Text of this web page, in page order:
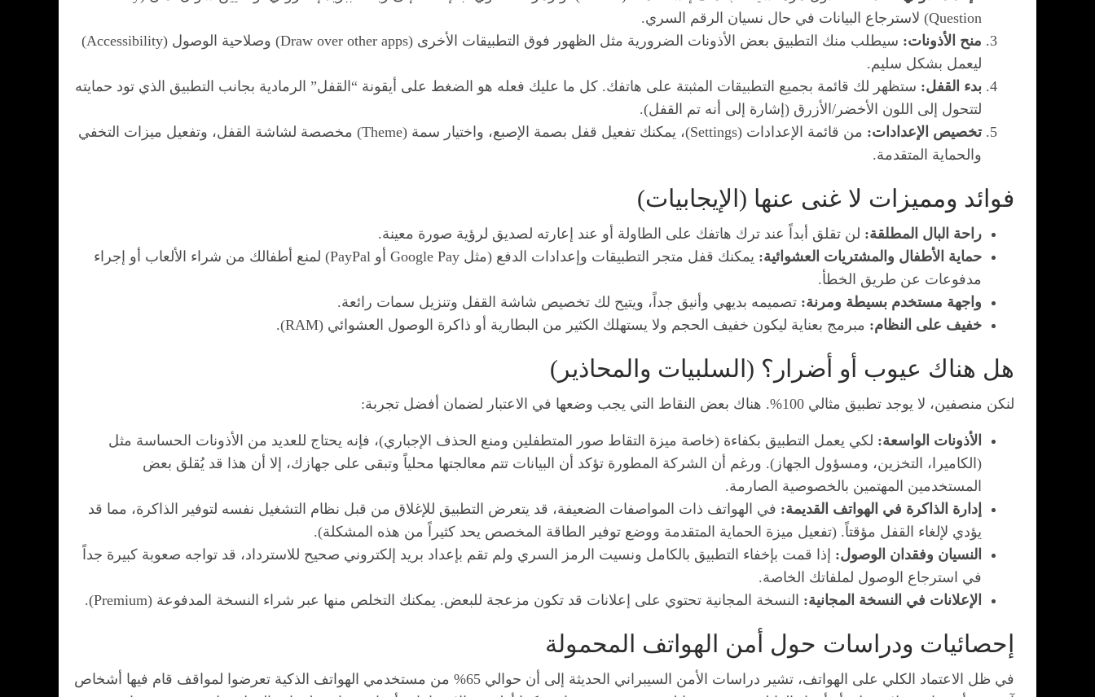
Question) لاسترجاع البيانات في حال نسيان الرقم السري.
منح الأذونات:
سيطلب منك التطبيق بعض الأذونات الضرورية مثل الظهور فوق التطبيقات الأخرى (Draw over other apps) وصلاحية الوصول (Accessibility)
ليعمل بشكل سليم.
بدء القفل: ستظهر لك قائمة بجميع التطبيقات المثبتة على هاتفك. كل ما عليك فعله هو الضغط على أيقونة “القفل” الرمادية بجانب التطبيق الذي تود حمايته
لتتحول إلى اللون الأخضر/الأزرق (إشارة إلى أنه تم القفل).
تخصيص الإعدادات:
من قائمة الإعدادات (Settings)، يمكنك تفعيل قفل بصمة الإصبع، واختيار سمة (Theme) مخصصة لشاشة القفل، وتفعيل ميزات التخفي
والحماية المتقدمة.
فوائد ومميزات لا غنى عنها (الإيجابيات)
راحة البال المطلقة: لن تقلق أبداً عند ترك هاتفك على الطاولة أو عند إعارته لصديق لرؤية صورة معينة.
حماية الأطفال والمشتريات العشوائية:
يمكنك قفل متجر التطبيقات وإعدادات الدفع (مثل Google Pay أو PayPal) لمنع أطفالك من شراء الألعاب أو إجراء
مدفوعات عن طريق الخطأ.
واجهة مستخدم بسيطة ومرنة: تصميمه بديهي وأنيق جداً، ويتيح لك تخصيص شاشة القفل وتنزيل سمات رائعة.
خفيف على النظام: مبرمج بعناية ليكون خفيف الحجم ولا يستهلك الكثير من البطارية أو ذاكرة الوصول العشوائي (RAM).
هل هناك عيوب أو أضرار؟ (السلبيات والمحاذير)
لنكن منصفين، لا يوجد تطبيق مثالي 100%. هناك بعض النقاط التي يجب وضعها في الاعتبار لضمان أفضل تجربة:
الأذونات الواسعة: لكي يعمل التطبيق بكفاءة (خاصة ميزة التقاط صور المتطفلين ومنع الحذف الإجباري)، فإنه يحتاج للعديد من الأذونات الحساسة مثل
(الكاميرا، التخزين، ومسؤول الجهاز). ورغم أن الشركة المطورة تؤكد أن البيانات تتم معالجتها محلياً وتبقى على جهازك، إلا أن هذا قد يُقلق بعض
المستخدمين المهتمين بالخصوصية الصارمة.
إدارة الذاكرة في الهواتف القديمة: في الهواتف ذات المواصفات الضعيفة، قد يتعرض التطبيق للإغلاق من قبل نظام التشغيل نفسه لتوفير الذاكرة، مما قد
يؤدي لإلغاء القفل مؤقتاً. (تفعيل ميزة الحماية المتقدمة ووضع توفير الطاقة المخصص يحد كثيراً من هذه المشكلة).
النسيان وفقدان الوصول: إذا قمت بإخفاء التطبيق بالكامل ونسيت الرمز السري ولم تقم بإعداد بريد إلكتروني صحيح للاسترداد، قد تواجه صعوبة كبيرة جداً
في استرجاع الوصول لملفاتك الخاصة.
الإعلانات في النسخة المجانية: النسخة المجانية تحتوي على إعلانات قد تكون مزعجة للبعض. يمكنك التخلص منها عبر شراء النسخة المدفوعة (Premium).
إحصائيات ودراسات حول أمن الهواتف المحمولة
في ظل الاعتماد الكلي على الهواتف، تشير دراسات الأمن السيبراني الحديثة إلى أن حوالي 65% من مستخدمي الهواتف الذكية تعرضوا لمواقف قام فيها أشخاص